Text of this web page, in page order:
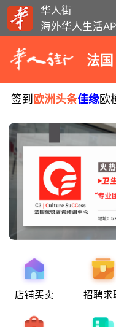
华人街
海外华人生活
法国
签到 欧洲头条佳缘欧
店铺买卖 招聘求
地铁8